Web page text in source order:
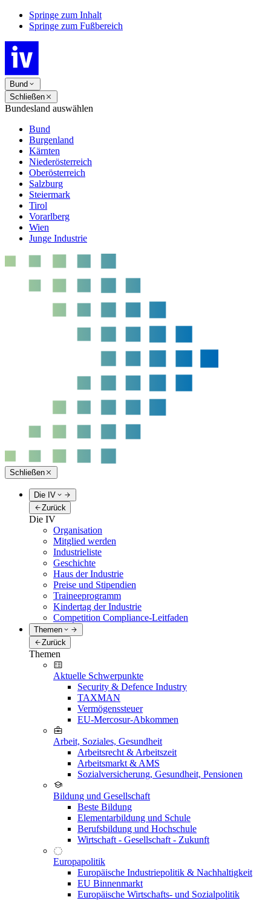
Springe zum Inhalt
Springe zum Fußbereich
Bund
Schließen
Bundesland auswählen
Bund
Burgenland
Kärnten
Niederösterreich
Oberösterreich
Salzburg
Steiermark
Tirol
Vorarlberg
Wien
Junge Industrie
Schließen
Die IV
Zurück
Die IV
Organisation
Mitglied werden
Industrieliste
Geschichte
Haus der Industrie
Preise und Stipendien
Traineeprogramm
Kindertag der Industrie
Competition Compliance-Leitfaden
Themen
Zurück
Themen
Aktuelle Schwerpunkte
Security & Defence Industry
TAXMAN
Vermögenssteuer
EU-Mercosur-Abkommen
Arbeit, Soziales, Gesundheit
Arbeitsrecht & Arbeitszeit
Arbeitsmarkt & AMS
Sozialversicherung, Gesundheit, Pensionen
Bildung und Gesellschaft
Beste Bildung
Elementarbildung und Schule
Berufsbildung und Hochschule
Wirtschaft - Gesellschaft - Zukunft
Europapolitik
Europäische Industriepolitik & Nachhaltigkeit
EU Binnenmarkt
Europäische Wirtschafts- und Sozialpolitik